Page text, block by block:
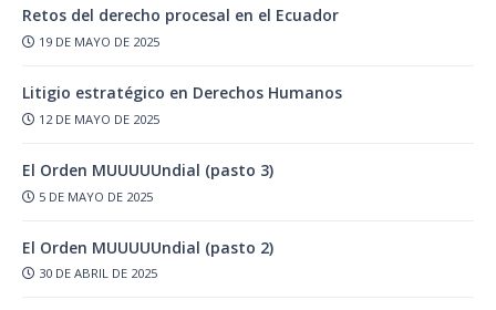
Retos del derecho procesal en el Ecuador
19 DE MAYO DE 2025
Litigio estratégico en Derechos Humanos
12 DE MAYO DE 2025
El Orden MUUUUUndial (pasto 3)
5 DE MAYO DE 2025
El Orden MUUUUUndial (pasto 2)
30 DE ABRIL DE 2025